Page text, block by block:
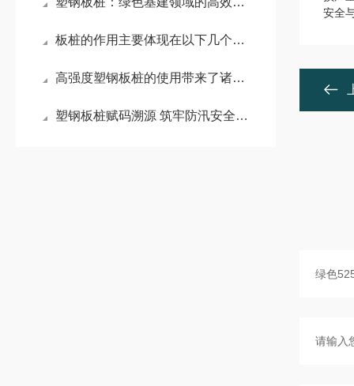
板桩的作用主要体现在以下几个方面
高强度塑钢板桩的使用带来了诸多好处
塑钢板桩赋码溯源 筑牢防汛安全屏障——小老板特种塑业携手中水润科书写品质新篇章
安全